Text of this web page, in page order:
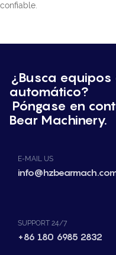
confiable.
¿Busca
automático?
Póngase en
Bear Machinery.
E-MAIL US
SUPPORT 24/7
+86 180 6985 2832